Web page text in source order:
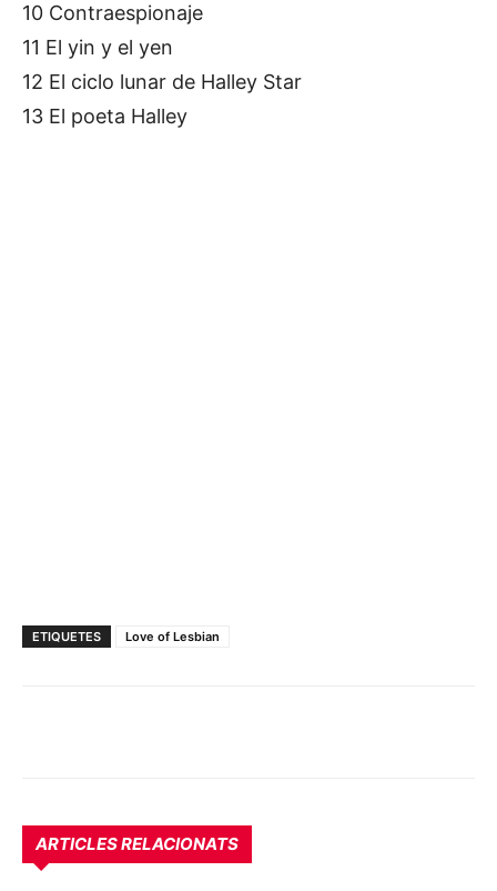
10 Contraespionaje
11 El yin y el yen
12 El ciclo lunar de Halley Star
13 El poeta Halley
ETIQUETES Love of Lesbian
ARTICLES RELACIONATS